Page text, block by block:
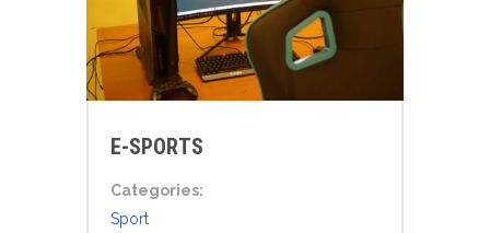
E-SPORTS
Categories:
Sport